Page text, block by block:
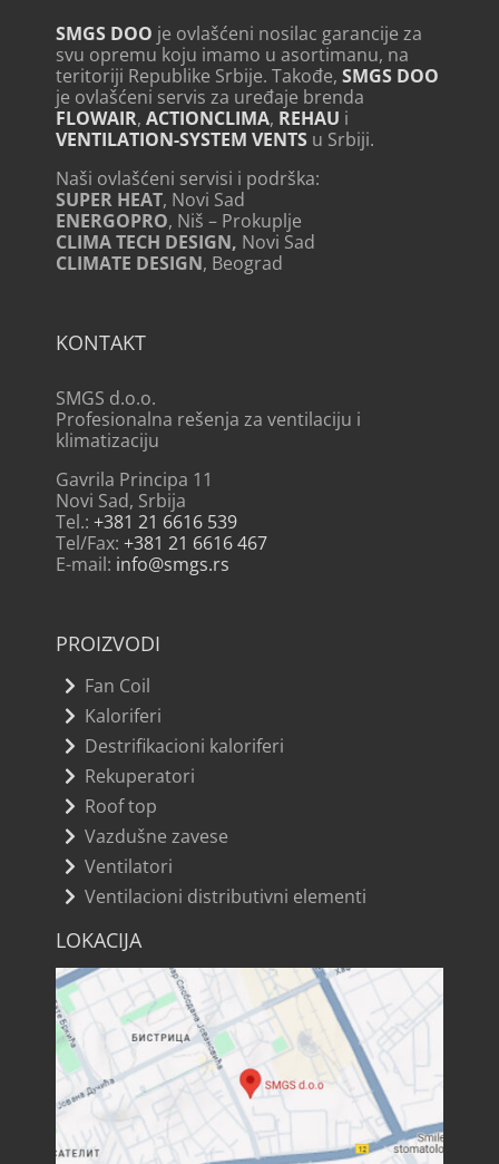
SMGS DOO je ovlašćeni nosilac garancije za
svu opremu koju imamo u asortimanu, na
teritoriji Republike Srbije. Takođe, SMGS DOO
je ovlašćeni servis za uređaje brenda
FLOWAIR, ACTIONCLIMA, REHAU i
VENTILATION-SYSTEM VENTSu Srbiji.
Naši ovlašćeni servisi i podrška:
SUPER HEAT, Novi Sad
ENERGOPRO, Niš – Prokuplje
CLIMA TECH DESIGN, Novi Sad
CLIMATE DESIGN, Beograd
KONTAKT
SMGS d.o.o.
Profesionalna rešenja za ventilaciju i
klimatizaciju
Gavrila Principa 11
Novi Sad, Srbija
Tel.: +381 21 6616 539
Tel/Fax: +381 21 6616 467
E-mail: info@smgs.rs
PROIZVODI
Fan Coil
Kaloriferi
Destrifikacioni kaloriferi
Rekuperatori
Roof top
Vazdušne zavese
Ventilatori
Ventilacioni distributivni elementi
LOKACIJA